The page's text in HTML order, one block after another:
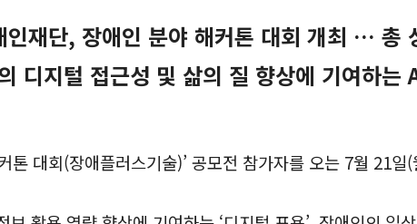
인재단, 장애인 분야 해커톤 대회 개최 … 총
디지털 접근성 및 삶의 질 향상에 기여하는
대회(장애플러스기술)’ 공모전 참가자를 오는 7월 21